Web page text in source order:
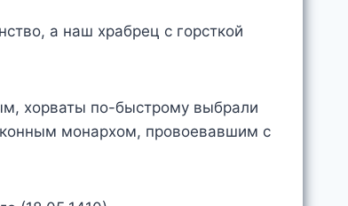
а наш храбрец с горсткой
хорваты по-быстрому выбрали
монархом, провоевавшим с